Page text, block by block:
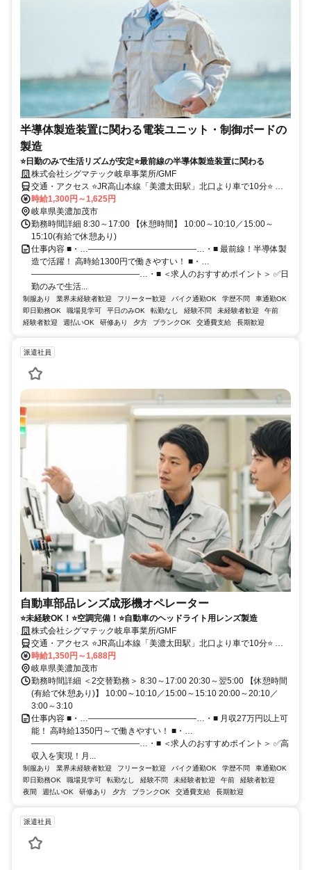
半導体製造装置に関わる電装ユニット・制御ボードの
製造
⭐日勤のみで生活リズムが安定⭐最前線の半導体製造装置に関わる
株式会社シグマテック岐阜事業所/GMF
交通・アクセス ⭐JR高山本線「美濃太田駅」北口より車で10分⭐ 車
やバイク通勤が便利です！
時給1,300円～1,625円
岐阜県美濃加茂市
勤務時間詳細 8:30～17:00 【休憩時間】 10:00～10:10／15:00～
15:10(有給で休憩あり)
仕事内容 ■・…―――――――――――――…・■ 最前線！半導体製
造で活躍！ 高時給1300円で働きやすい！ ■・…
―――――――――――――…・■ ＜求人のおすすめポイント＞ ✅日
勤のみで生活...
制服あり 業界未経験者歓迎 フリーター歓迎 バイク通勤OK 学歴不問
車通勤OK
即日勤務OK
職場見学可 平日のみOK 転勤なし 経験不問 未経験者歓迎
午前
経験者歓迎
週払いOK 研修あり 夕方 ブランクOK 交通費支給 長期歓迎
派遣社員
自動車部品レンズ成形機オペレーター
⭐未経験OK！⭐空調完備！⭐自動車のヘッドライト用レンズ製造
株式会社シグマテック岐阜事業所/GMF
交通・アクセス ⭐JR高山本線「美濃太田駅」北口より車で10分⭐ 車
やバイク通勤が便利です！
時給1,350円～1,688円
岐阜県美濃加茂市
勤務時間詳細 ＜2交替勤務＞ 8:30～17:00 20:30～翌5:00 【休憩時間
(有給で休憩あり)】 10:00～10:10／15:00～15:10 20:00～20:10／
3:00～3:10
仕事内容 ■・…―――――――――――――…・■ 月収27万円以上可
能！ 高時給1350円～で働きやすい！ ■・…
―――――――――――――…・■ ＜求人のおすすめポイント＞ ✅高
収入を実現！月...
制服あり 業界未経験者歓迎 フリーター歓迎 バイク通勤OK 学歴不問
車通勤OK
即日勤務OK
職場見学可 転勤なし 経験不問 未経験者歓迎 午前
経験者歓迎
夜間
週払いOK 研修あり 夕方 ブランクOK 交通費支給 長期歓迎
派遣社員